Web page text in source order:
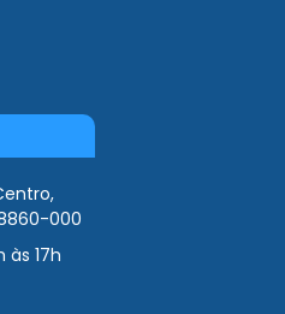
000
às 17h